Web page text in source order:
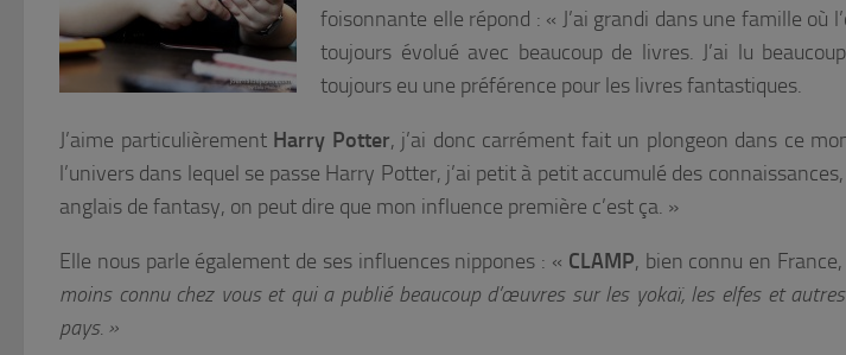
foisonnante elle répond : « J’ai grandi dans une famille où
toujours évolué avec beaucoup de livres. J’ai lu
toujours eu une préférence pour les livres fantastiques.
J’aime particulièrement Harry Potter, j’ai donc carrément fait un plongeon dans ce
l’univers dans lequel se passe Harry Potter, j’ai petit à petit accumulé des
anglais de fantasy, on peut dire que mon influence première c’est ça. »
Elle nous parle également de ses influences nippones : « CLAMP, bien connu en
moins connu chez vous et qui a publié beaucoup d’œuvres sur les yokaï, les elfes et
pays. »